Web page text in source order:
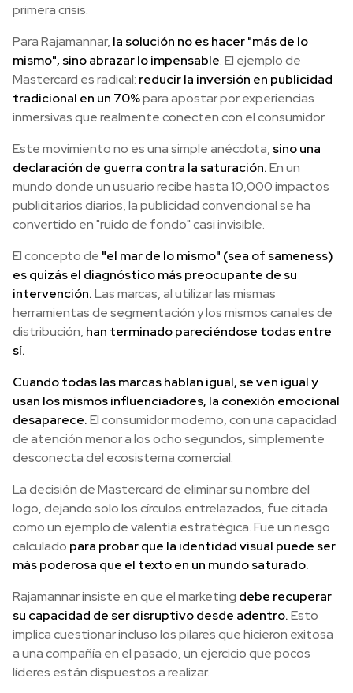
primera crisis.
Para Rajamannar, la solución no es hacer "más de lo
mismo", sino abrazar lo impensable. El ejemplo de
Mastercard es radical: reducir la inversión en publicidad
tradicional en un 70%para apostar por experiencias
inmersivas que realmente conecten con el consumidor.
Este movimiento no es una simple anécdota, sino una
declaración de guerra contra la saturación.En un
mundo donde un usuario recibe hasta 10,000 impactos
publicitarios diarios, la publicidad convencional se ha
convertido en "ruido de fondo" casi invisible.
El concepto de "el mar de lo mismo" (sea of sameness)
es quizás el diagnóstico más preocupante de su
intervención.Las marcas, al utilizar las mismas
herramientas de segmentación y los mismos canales de
distribución, han terminado pareciéndose todas entre
sí.
Cuando todas las marcas hablan igual, se ven igual y
usan los mismos influenciadores, la conexión emocional
desaparece.El consumidor moderno, con una capacidad
de atención menor a los ocho segundos, simplemente
desconecta del ecosistema comercial.
La decisión de Mastercard de eliminar su nombre del
logo, dejando solo los círculos entrelazados, fue citada
como un ejemplo de valentía estratégica. Fue un riesgo
calculado para probar que la identidad visual puede ser
más poderosa que el texto en un mundo saturado.
Rajamannar insiste en que el marketing debe recuperar
su capacidad de ser disruptivo desde adentro.Esto
implica cuestionar incluso los pilares que hicieron exitosa
a una compañía en el pasado, un ejercicio que pocos
líderes están dispuestos a realizar.